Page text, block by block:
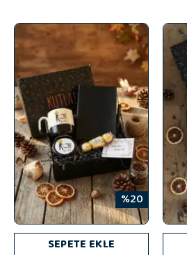
%20
SEPETE EKLE